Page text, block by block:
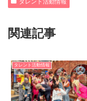
関連記事
タレント活動情報